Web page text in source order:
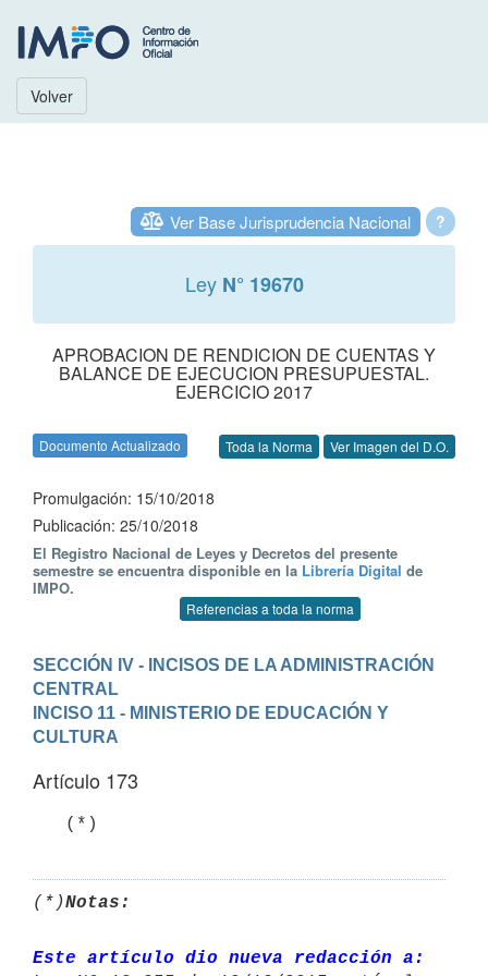
Volver
?
Ver Base Jurisprudencia Nacional
Ley N° 19670
APROBACION DE RENDICION DE CUENTAS Y
BALANCE DE EJECUCION PRESUPUESTAL.
EJERCICIO 2017
Documento Actualizado Toda la Norma Ver Imagen del D.O.
Promulgación: 15/10/2018
Publicación: 25/10/2018
El Registro Nacional de Leyes y Decretos del presente
semestre se encuentra disponible en la Librería Digital de
IMPO.
Referencias a toda la norma
SECCIÓN IV - INCISOS DE LA ADMINISTRACIÓN
CENTRAL
INCISO 11 - MINISTERIO DE EDUCACIÓN Y
CULTURA
Artículo 173
   (*)
(*)Notas:
Este artículo dio nueva redacción a: